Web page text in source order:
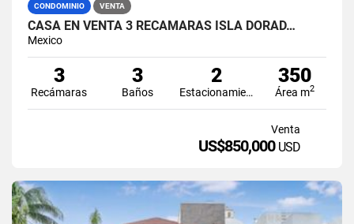
CONDOMINIO VENTA
CASA EN VENTA 3 RECÁMARAS ISLA DORAD…
Mexico
3
Recámaras
3
Baños
2
Estacionamiento
350
Área m2
Venta
US$850,000 USD